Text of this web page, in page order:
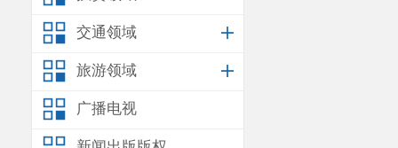
交通领域
旅游领域
广播电视